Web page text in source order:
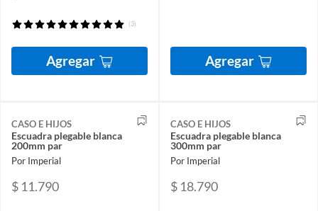
(3)
Agregar Agregar
CASO E HIJOS
Escuadra plegable blanca
200mm par
Por Imperial
$ 11.790
CASO E HIJOS
Escuadra plegable blanca
300mm par
Por Imperial
$ 18.790